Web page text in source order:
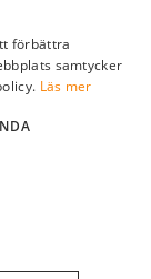
förbättra
samtycker
Läs mer